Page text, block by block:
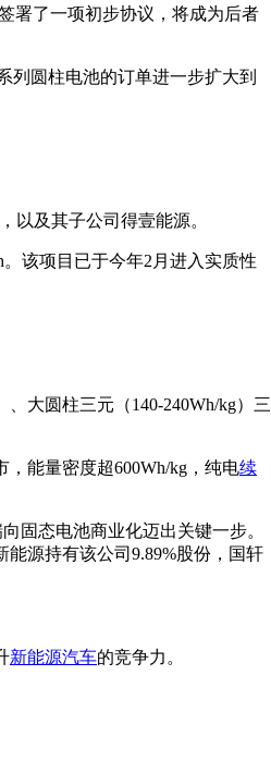
署了一项初步协议，将成为后者
列圆柱电池的订单进一步扩大到
以及其子公司得壹能源。
该项目已于今年2月进入实质性
、大圆柱三元（140-240Wh/kg）三
能量密度超600Wh/kg，纯电续
固态电池商业化迈出关键一步。
源持有该公司9.89%股份，国轩
新能源汽车的竞争力。